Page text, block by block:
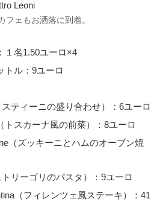
フェもお洒落に到着。
１名1.50ユーロ×4
トル：9ユーロ
ティーニの盛り合わせ）：6ユーロ
トスカーナ風の前菜）：8ユーロ
（ズッキーニとハムのオーブン焼
リーゴリのパスタ）：9ユーロ
（フィレンツェ風ステーキ）：41